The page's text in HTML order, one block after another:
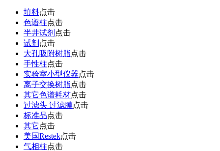
填料点击
色谱柱点击
半井试剂 点击
试剂 点击
大孔吸附树脂点击
手性柱点击
实验室小型仪器点击
离子交换树脂点击
其它色谱耗材点击
过滤头 过滤膜点击
标准品点击
其它 点击
美国Restek点击
气相柱点击